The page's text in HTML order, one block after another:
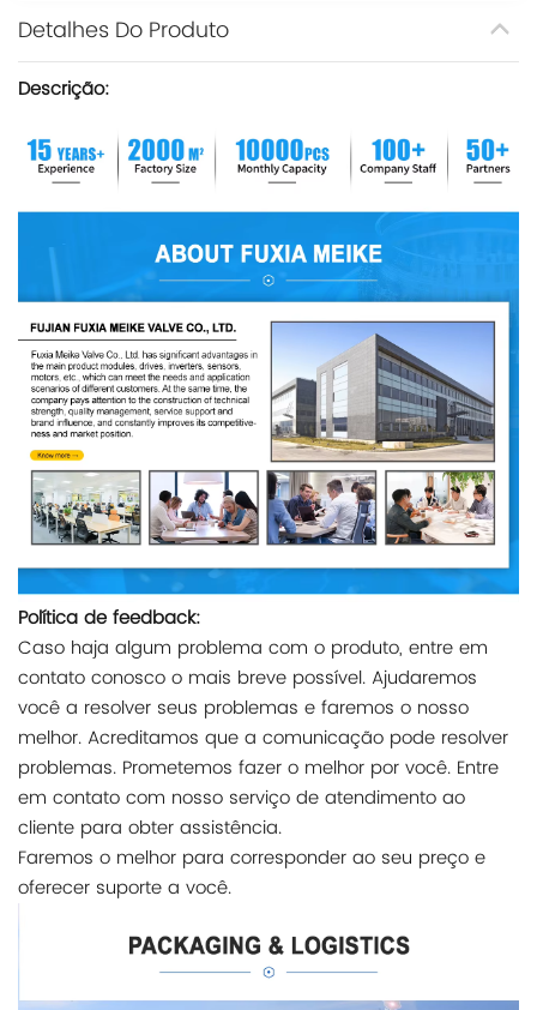
Detalhes Do Produto
Descrição:
Política de feedback:
Caso haja algum problema com o produto, entre em
contato conosco o mais breve possível. Ajudaremos
você a resolver seus problemas e faremos o nosso
melhor. Acreditamos que a comunicação pode resolver
problemas. Prometemos fazer o melhor por você. Entre
em contato com nosso serviço de atendimento ao
cliente para obter assistência.
Faremos o melhor para corresponder ao seu preço e
oferecer suporte a você.